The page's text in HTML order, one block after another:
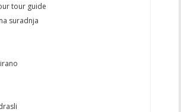
tour guide
suradnja